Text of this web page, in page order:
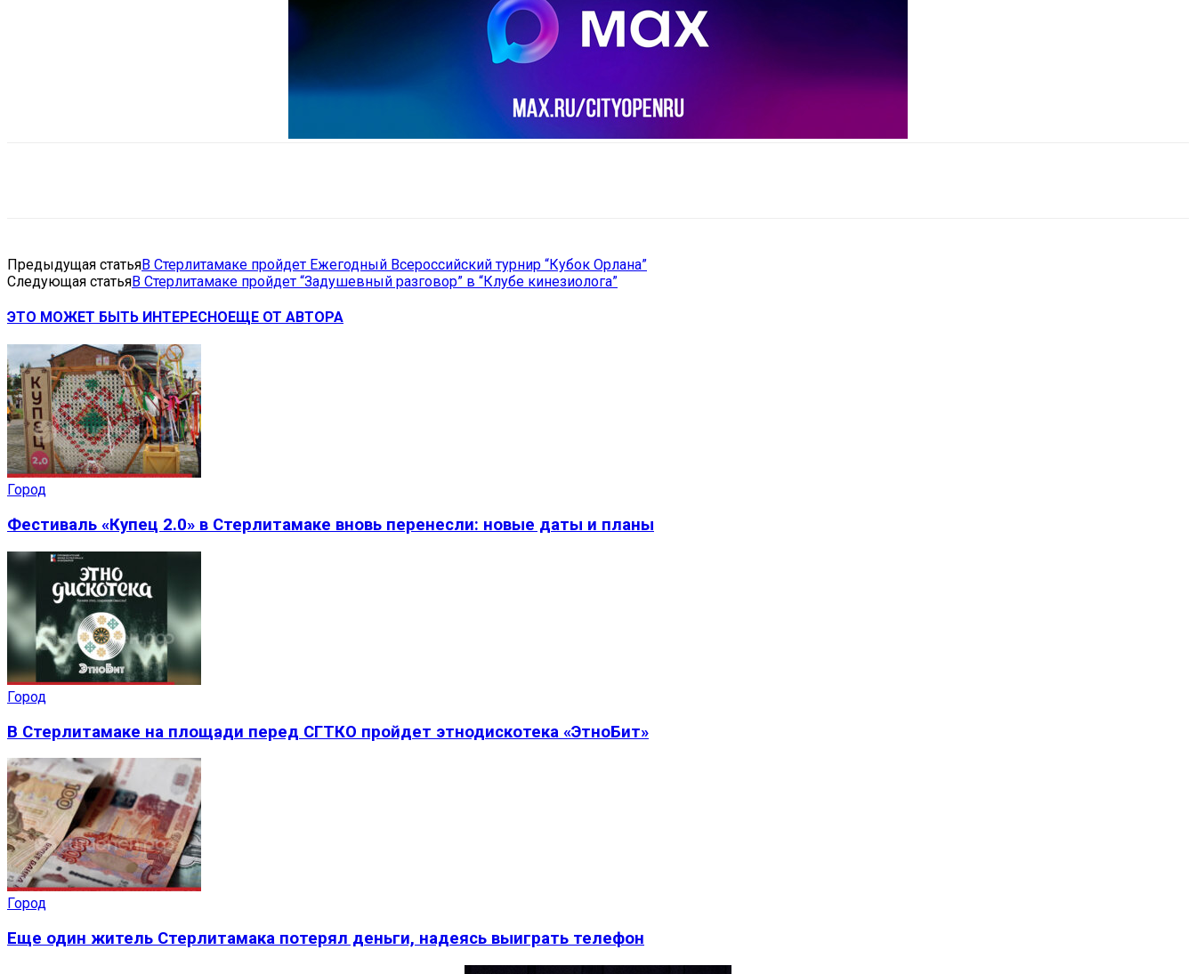
Предыдущая статьяВ Стерлитамаке пройдет Ежегодный Всероссийский турнир “Кубок Орлана”
Следующая статьяВ Стерлитамаке пройдет “Задушевный разговор” в “Клубе кинезиолога”
ЭТО МОЖЕТ БЫТЬ ИНТЕРЕСНОЕЩЕ ОТ АВТОРА
Город
Фестиваль «Купец 2.0» в Стерлитамаке вновь перенесли: новые даты и планы
Город
В Стерлитамаке на площади перед СГТКО пройдет этнодискотека «ЭтноБит»
Город
Еще один житель Стерлитамака потерял деньги, надеясь выиграть телефон